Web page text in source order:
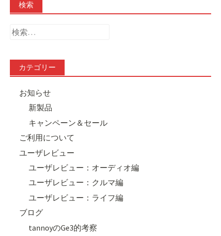
検索
検
カテゴリー
お知らせ
新製品
キャンペーン＆セール
ご利用について
ユーザレビュー
ユーザレビュー：オーディオ編
ユーザレビュー：クルマ編
ユーザレビュー：ライフ編
ブログ
tannoyのGe3的考察